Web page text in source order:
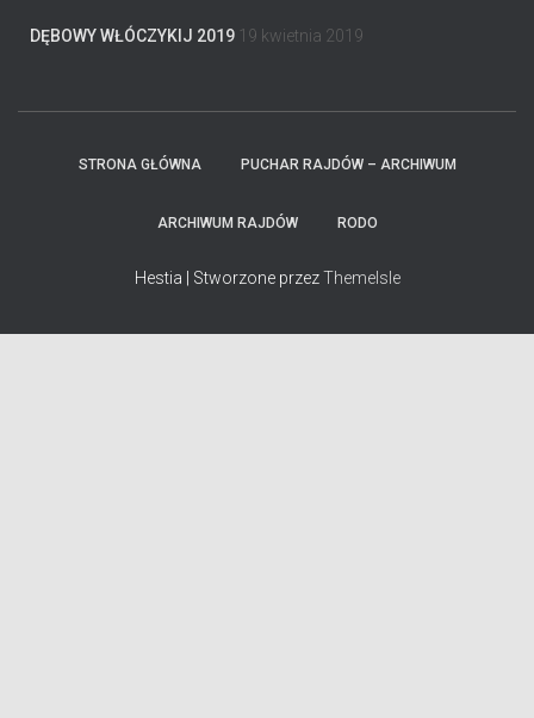
DĘBOWY WŁÓCZYKIJ 2019 19 kwietnia 2019
STRONA GŁÓWNA PUCHAR RAJDÓW – ARCHIWUM
ARCHIWUM RAJDÓW RODO
Hestia | Stworzone przezThemeIsle